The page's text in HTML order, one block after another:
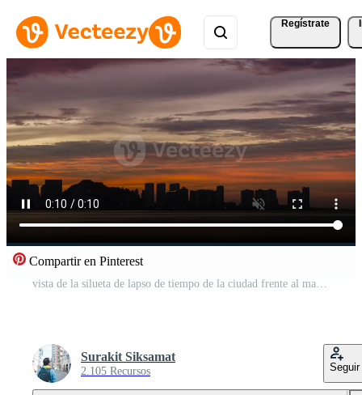
Regístrate
Compartir en Pinterest
Surakit Siksamat
2.105 Recursos Seguir